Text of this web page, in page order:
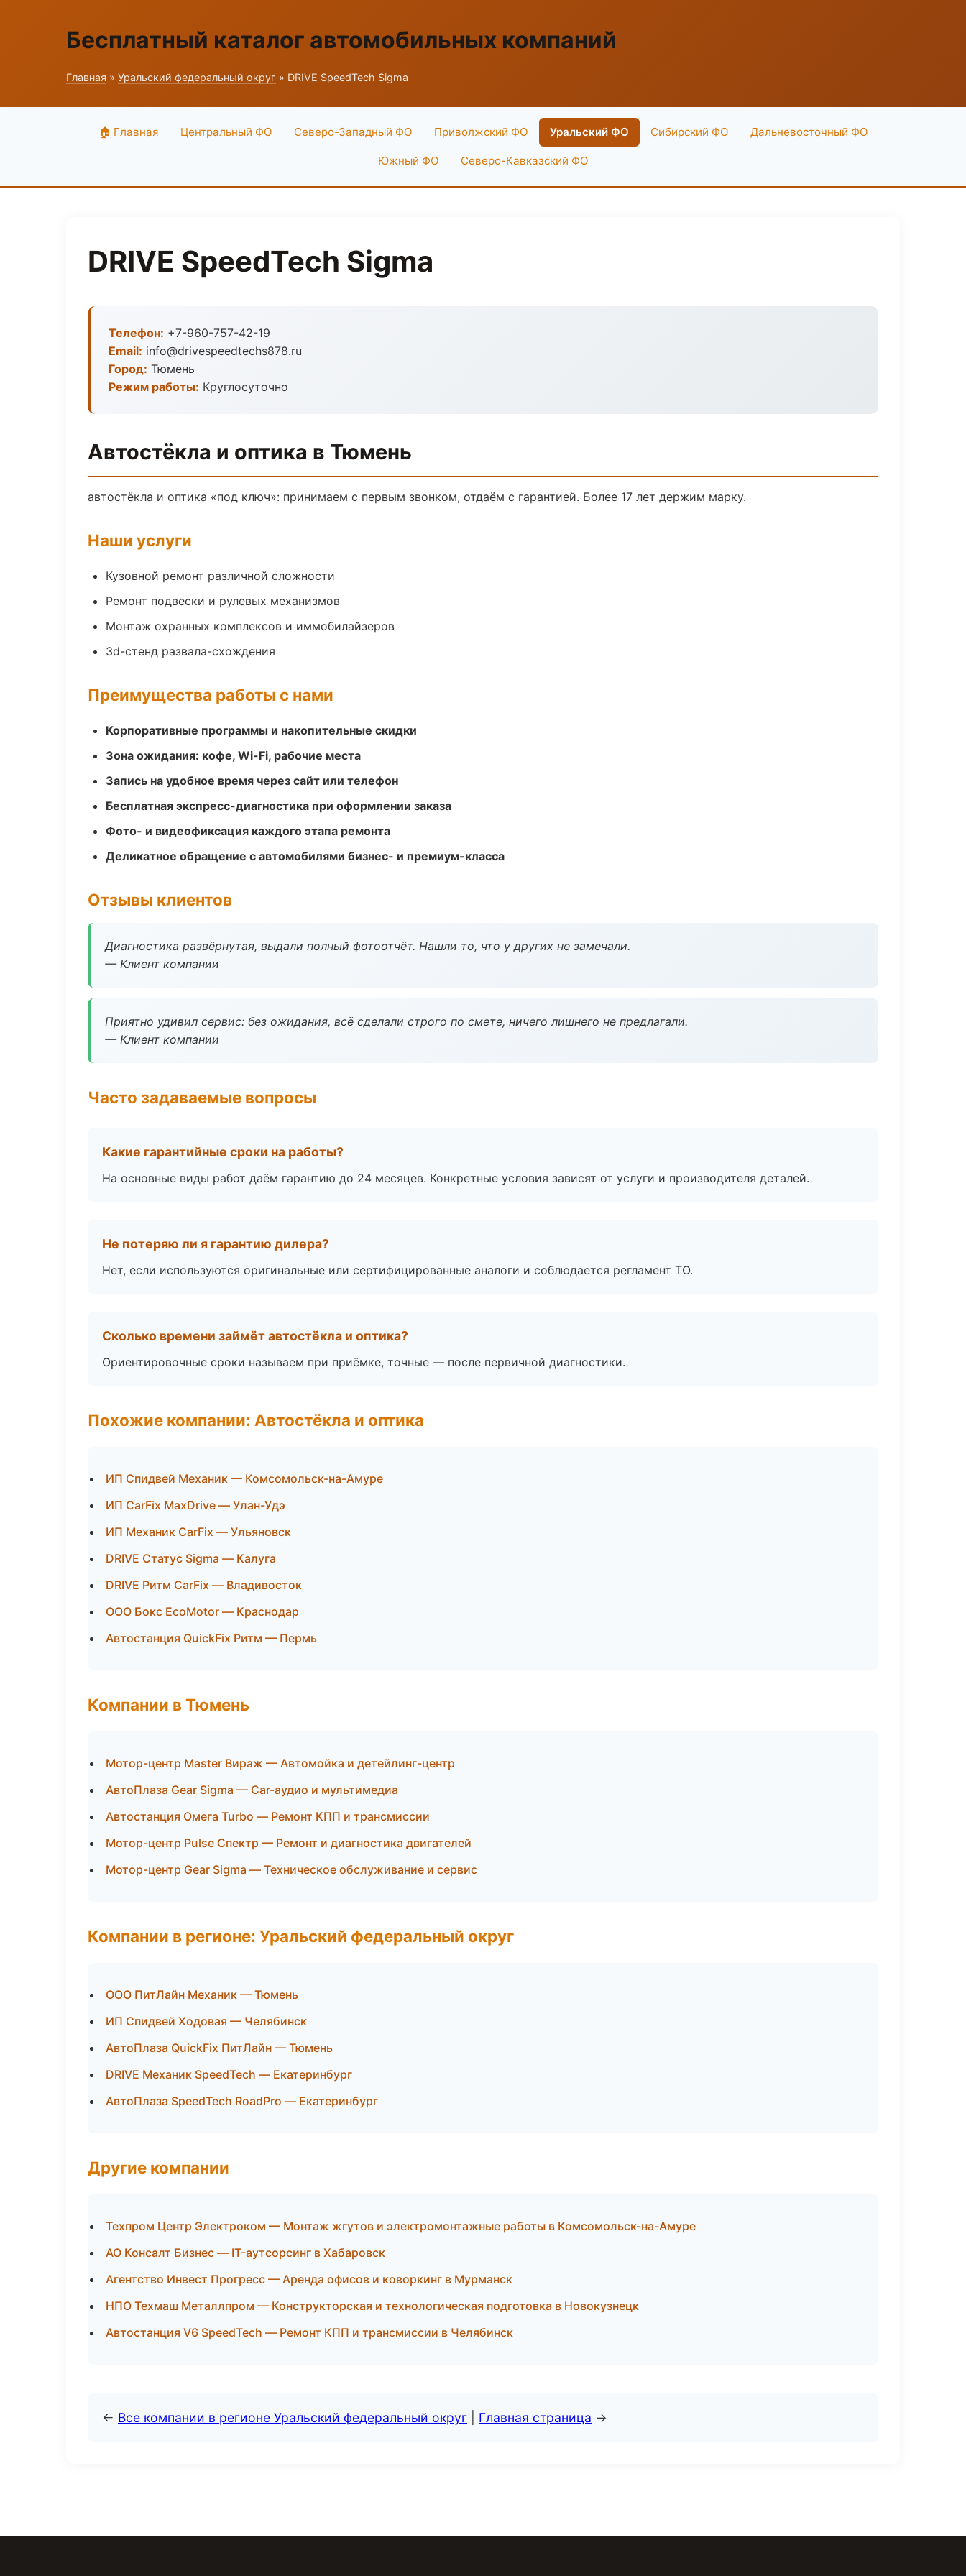
Бесплатный каталог автомобильных компаний
Главная » Уральский федеральный округ » DRIVE SpeedTech Sigma
🏠 Главная Центральный ФО Северо-Западный ФО Приволжский ФО Уральский ФО Сибирский ФО Дальневосточный ФО
Южный ФО Северо-Кавказский ФО
DRIVE SpeedTech Sigma
Телефон: +7-960-757-42-19
Email: info@drivespeedtechs878.ru
Город: Тюмень
Режим работы: Круглосуточно
Автостёкла и оптика в Тюмень
автостёкла и оптика «под ключ»: принимаем с первым звонком, отдаём с гарантией. Более 17 лет держим марку.
Наши услуги
Кузовной ремонт различной сложности
Ремонт подвески и рулевых механизмов
Монтаж охранных комплексов и иммобилайзеров
3d-стенд развала-схождения
Преимущества работы с нами
Корпоративные программы и накопительные скидки
Зона ожидания: кофе, Wi-Fi, рабочие места
Запись на удобное время через сайт или телефон
Бесплатная экспресс-диагностика при оформлении заказа
Фото- и видеофиксация каждого этапа ремонта
Деликатное обращение с автомобилями бизнес- и премиум-класса
Отзывы клиентов
Диагностика развёрнутая, выдали полный фотоотчёт. Нашли то, что у других не замечали.
— Клиент компании
Приятно удивил сервис: без ожидания, всё сделали строго по смете, ничего лишнего не предлагали.
— Клиент компании
Часто задаваемые вопросы
Какие гарантийные сроки на работы?
На основные виды работ даём гарантию до 24 месяцев. Конкретные условия зависят от услуги и производителя деталей.
Не потеряю ли я гарантию дилера?
Нет, если используются оригинальные или сертифицированные аналоги и соблюдается регламент ТО.
Сколько времени займёт автостёкла и оптика?
Ориентировочные сроки называем при приёмке, точные — после первичной диагностики.
Похожие компании: Автостёкла и оптика
ИП Спидвей Механик — Комсомольск-на-Амуре
ИП CarFix MaxDrive — Улан-Удэ
ИП Механик CarFix — Ульяновск
DRIVE Статус Sigma — Калуга
DRIVE Ритм CarFix — Владивосток
ООО Бокс EcoMotor — Краснодар
Автостанция QuickFix Ритм — Пермь
Компании в Тюмень
Мотор-центр Master Вираж — Автомойка и детейлинг-центр
АвтоПлаза Gear Sigma — Car-аудио и мультимедиа
Автостанция Омега Turbo — Ремонт КПП и трансмиссии
Мотор-центр Pulse Спектр — Ремонт и диагностика двигателей
Мотор-центр Gear Sigma — Техническое обслуживание и сервис
Компании в регионе: Уральский федеральный округ
ООО ПитЛайн Механик — Тюмень
ИП Спидвей Ходовая — Челябинск
АвтоПлаза QuickFix ПитЛайн — Тюмень
DRIVE Механик SpeedTech — Екатеринбург
АвтоПлаза SpeedTech RoadPro — Екатеринбург
Другие компании
Техпром Центр Электроком — Монтаж жгутов и электромонтажные работы в Комсомольск-на-Амуре
АО Консалт Бизнес — IT-аутсорсинг в Хабаровск
Агентство Инвест Прогресс — Аренда офисов и коворкинг в Мурманск
НПО Техмаш Металлпром — Конструкторская и технологическая подготовка в Новокузнецк
Автостанция V6 SpeedTech — Ремонт КПП и трансмиссии в Челябинск
← Все компании в регионе Уральский федеральный округ Главная страница →